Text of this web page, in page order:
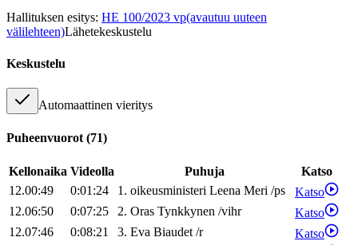
Hallituksen esitys: HE 100/2023 vp(avautuu uuteen
välilehteen)Lähetekeskustelu
Keskustelu
Automaattinen vieritys
Puheenvuorot (71)
Kellonaika Videolla Puhuja
Katso
12.00:49
0:01:24 1. oikeusministeri Leena Meri /ps
Katso
12.06:50
0:07:25 2. Oras Tynkkynen /vihr
Katso
12.07:46
0:08:21 3. Eva Biaudet/r
Katso